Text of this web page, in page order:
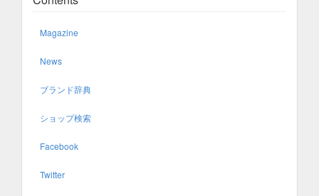
Magazine
News
ブランド辞典
ショップ検索
Facebook
Twitter